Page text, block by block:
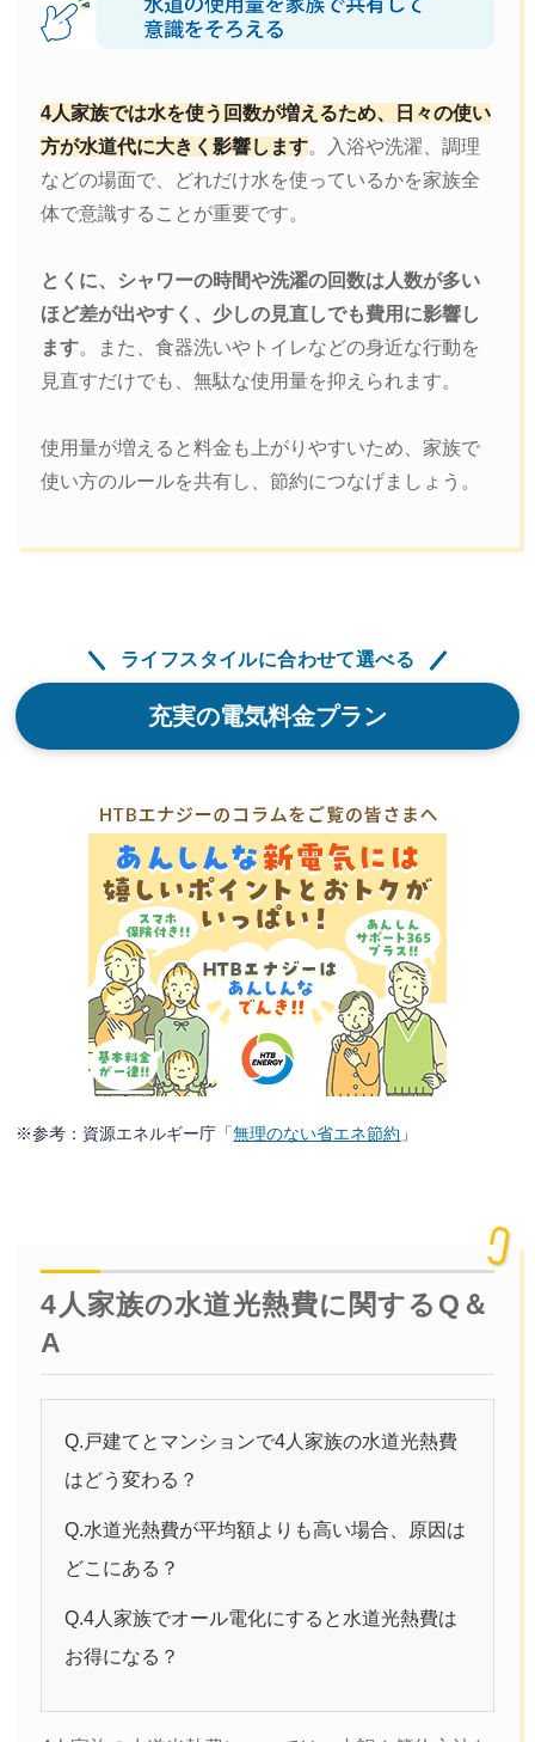
4人家族では水を使う回数が増えるため、日々の使い
方が水道代に大きく影響します。入浴や洗濯、調理
などの場面で、どれだけ水を使っているかを家族全
体で意識することが重要です。
とくに、シャワーの時間や洗濯の回数は人数が多い
ほど差が出やすく、少しの見直しでも費用に影響し
ます。また、食器洗いやトイレなどの身近な行動を
見直すだけでも、無駄な使用量を抑えられます。
使用量が増えると料金も上がりやすいため、家族で
使い方のルールを共有し、節約につなげましょう。
ライフスタイルに合わせて選べる
充実の電気料金プラン
※参考：資源エネルギー庁「無理のない省エネ節約 」
4人家族の水道光熱費に関するQ＆
A
Q.戸建てとマンションで4人家族の水道光熱費
はどう変わる？
Q.水道光熱費が平均額よりも高い場合、原因は
どこにある？
Q.4人家族でオール電化にすると水道光熱費は
お得になる？